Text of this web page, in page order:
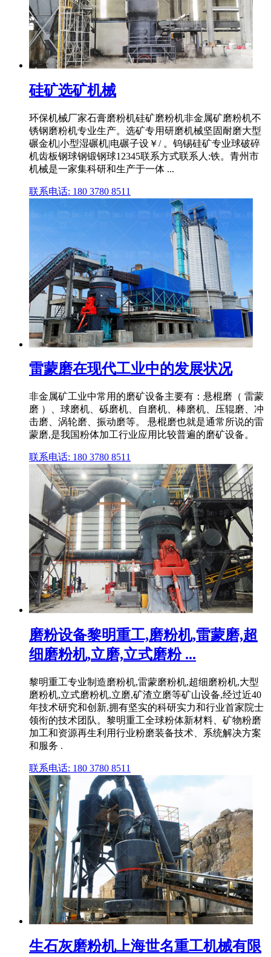
硅矿选矿机械
环保机械厂家石膏磨粉机硅矿磨粉机非金属矿磨粉机不
锈钢磨粉机专业生产。选矿专用研磨机械坚固耐磨大型
碾金机|小型湿碾机|电碾子设￥/ 。钨锡硅矿专业球破碎
机齿板钢球钢锻钢球12345联系方式联系人:铁。青州市
机械是一家集科研和生产于一体 ...
联系电话: 180 3780 8511
雷蒙磨在现代工业中的发展状况
非金属矿工业中常用的磨矿设备主要有：悬棍磨（ 雷蒙
磨 ）、球磨机、砾磨机、自磨机、棒磨机、压辊磨、冲
击磨、涡轮磨、振动磨等。 悬棍磨也就是通常所说的雷
蒙磨,是我国粉体加工行业应用比较普遍的磨矿设备。
联系电话: 180 3780 8511
磨粉设备黎明重工,磨粉机,雷蒙磨,超
细磨粉机,立磨,立式磨粉 ...
黎明重工专业制造磨粉机,雷蒙磨粉机,超细磨粉机,大型
磨粉机,立式磨粉机,立磨,矿渣立磨等矿山设备,经过近40
年技术研究和创新,拥有坚实的科研实力和行业首家院士
领衔的技术团队。黎明重工全球粉体新材料、矿物粉磨
加工和资源再生利用行业粉磨装备技术、系统解决方案
和服务 .
联系电话: 180 3780 8511
生石灰磨粉机上海世名重工机械有限